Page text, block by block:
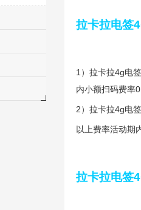
拉卡拉电签
1）拉卡拉4g电
内小额扫码费率
2）拉卡拉4g电
以上费率活动期
拉卡拉电签